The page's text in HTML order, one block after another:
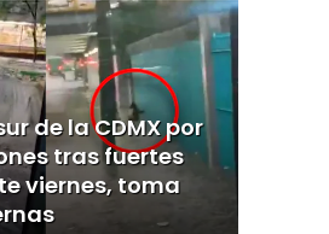
de la CDMX por
tras fuertes
viernes, toma